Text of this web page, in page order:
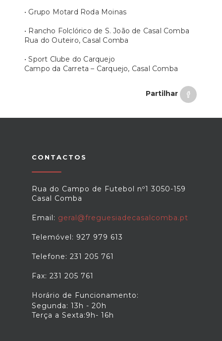
• Grupo Motard Roda Moinas
• Rancho Folclórico de S. João de Casal Comba
Rua do Outeiro, Casal Comba
• Sport Clube do Carquejo
Campo da Carreta – Carquejo, Casal Comba
Partilhar
CONTACTOS
Rua do Campo de Futebol nº1 3050-159
Casal Comba
Email: geral@freguesiadecasalcomba.pt
Telemóvel: 927 979 613
Telefone: 231 205 761
Fax: 231 205 761
Horário de Funcionamento:
Segunda: 13h - 20h
Terça a Sexta:9h- 16h